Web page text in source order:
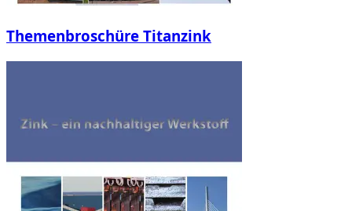
Themenbroschüre Titanzink